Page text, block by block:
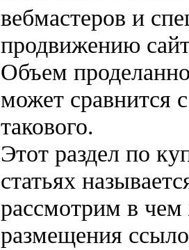
вебмастеров и
продвижению
Объем
может сравнится
такового.
Этот раздел по
статьях
рассмотрим в
размещения